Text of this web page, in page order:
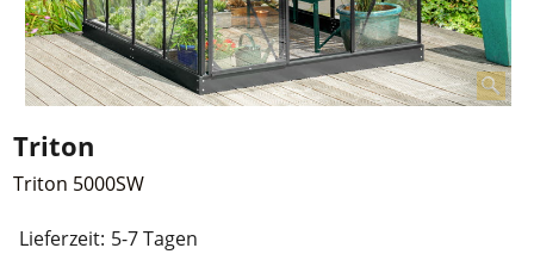
Triton
Triton 5000SW
Lieferzeit: 5-7 Tagen